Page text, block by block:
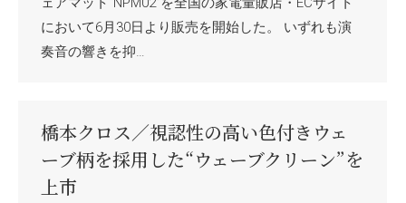
において6月30日より販売を開始した。 いずれも演
奏音の響きを抑…
橋本クロス／視認性の高い色付きウェ
ーブ柄を採用した“ウェーブクリーン”を
上市